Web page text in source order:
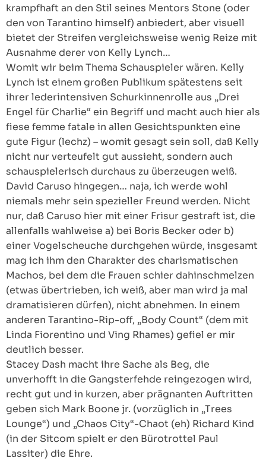
krampfhaft an den Stil seines Mentors Stone (oder
den von Tarantino himself) anbiedert, aber visuell
bietet der Streifen vergleichsweise wenig Reize mit
Ausnahme derer von Kelly Lynch…
Womit wir beim Thema Schauspieler wären. Kelly
Lynch ist einem großen Publikum spätestens seit
ihrer lederintensiven Schurkinnenrolle aus „Drei
Engel für Charlie“ ein Begriff und macht auch hier als
fiese femme fatale in allen Gesichtspunkten eine
gute Figur (lechz) – womit gesagt sein soll, daß Kelly
nicht nur verteufelt gut aussieht, sondern auch
schauspielerisch durchaus zu überzeugen weiß.
David Caruso hingegen… naja, ich werde wohl
niemals mehr sein spezieller Freund werden. Nicht
nur, daß Caruso hier mit einer Frisur gestraft ist, die
allenfalls wahlweise a) bei Boris Becker oder b)
einer Vogelscheuche durchgehen würde, insgesamt
mag ich ihm den Charakter des charismatischen
Machos, bei dem die Frauen schier dahinschmelzen
(etwas übertrieben, ich weiß, aber man wird ja mal
dramatisieren dürfen), nicht abnehmen. In einem
anderen Tarantino-Rip-off, „Body Count“ (dem mit
Linda Fiorentino und Ving Rhames) gefiel er mir
deutlich besser.
Stacey Dash macht ihre Sache als Beg, die
unverhofft in die Gangsterfehde reingezogen wird,
recht gut und in kurzen, aber prägnanten Auftritten
geben sich Mark Boone jr. (vorzüglich in „Trees
Lounge“) und „Chaos City“-Chaot (eh) Richard Kind
(in der Sitcom spielt er den Bürotrottel Paul
Lassiter) die Ehre.